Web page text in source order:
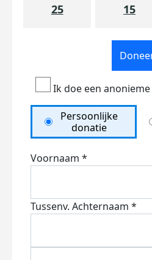
25 15
Ik doe een
Persoonlijke
donatie
Voornaam *
Tussenv. Achternaam *